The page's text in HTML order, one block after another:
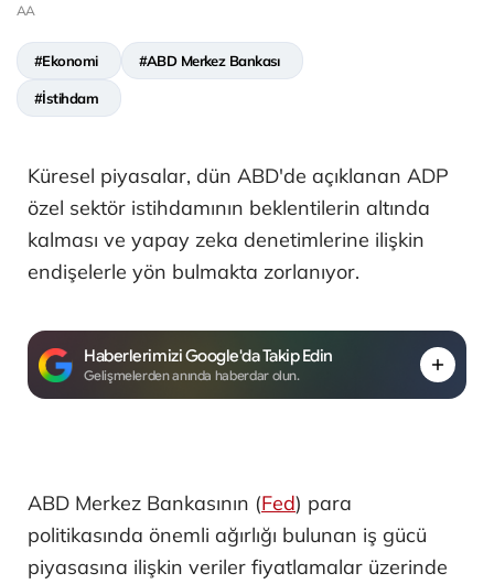
AA
#Ekonomi #ABD Merkez Bankası
#İstihdam
Küresel piyasalar, dün ABD'de açıklanan ADP
özel sektör istihdamının beklentilerin altında
kalması ve yapay zeka denetimlerine ilişkin
endişelerle yön bulmakta zorlanıyor.
Haberlerimizi Google'da Takip Edin
Gelişmelerden anında haberdar olun.
ABD Merkez Bankasının (Fed) para
politikasında önemli ağırlığı bulunan iş gücü
piyasasına ilişkin veriler fiyatlamalar üzerinde